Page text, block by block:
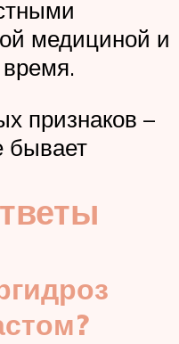
медициной и
время.
признаков –
бывает